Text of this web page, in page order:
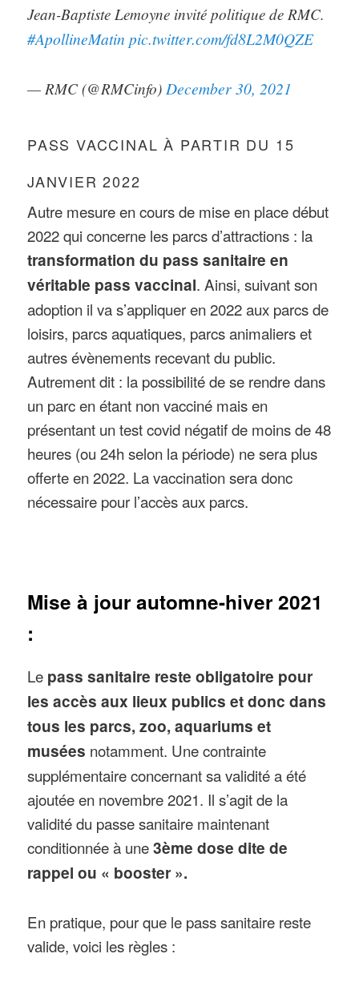
Jean-Baptiste Lemoyne invité politique de RMC.
#ApollineMatin pic.twitter.com/fd8L2M0QZE
— RMC (@RMCinfo) December 30, 2021
PASS VACCINAL À PARTIR DU 15
JANVIER 2022
Autre mesure en cours de mise en place début
2022 qui concerne les parcs d’attractions : la
transformation du pass sanitaire en
véritable pass vaccinal. Ainsi, suivant son
adoption il va s’appliquer en 2022 aux parcs de
loisirs, parcs aquatiques, parcs animaliers et
autres évènements recevant du public.
Autrement dit : la possibilité de se rendre dans
un parc en étant non vacciné mais en
présentant un test covid négatif de moins de 48
heures (ou 24h selon la période) ne sera plus
offerte en 2022. La vaccination sera donc
nécessaire pour l’accès aux parcs.
Mise à jour automne-hiver 2021
:
Le pass sanitaire reste obligatoire pour
les accès aux lieux publics et donc dans
tous les parcs, zoo, aquariums et
musées notamment. Une contrainte
supplémentaire concernant sa validité a été
ajoutée en novembre 2021. Il s’agit de la
validité du passe sanitaire maintenant
conditionnée à une3ème dose dite de
rappel ou « booster ».
En pratique, pour que le pass sanitaire reste
valide, voici les règles :